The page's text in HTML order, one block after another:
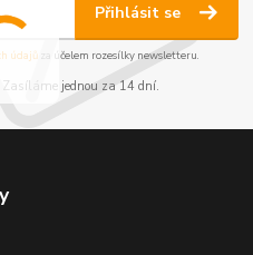
Přihlásit se
údajůza účelem rozesílky newsletteru.
jednou za 14 dní.